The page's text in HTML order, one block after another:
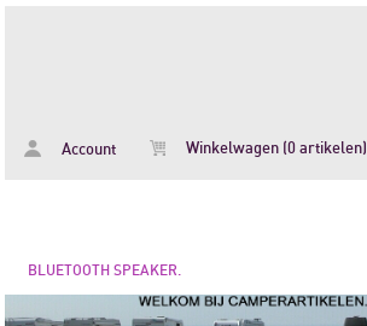
Account Winkelwagen (0 artikelen)
BLUETOOTH SPEAKER.